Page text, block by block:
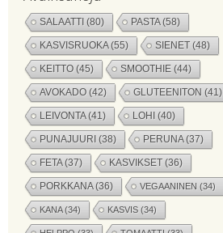
SALAATTI (80) PASTA(58)
KASVISRUOKA(55) SIENET (48)
KEITTO (45) SMOOTHIE (44)
AVOKADO (42) GLUTEENITON (41)
LEIVONTA(41) LOHI (40)
PUNAJUURI (38) PERUNA(37)
FETA(37) KASVIKSET (36)
PORKKANA(36) VEGAANINEN (34)
KANA(34) KASVIS (34)